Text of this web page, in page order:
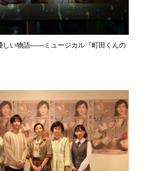
しい物語――ミュージカル『町田くんの